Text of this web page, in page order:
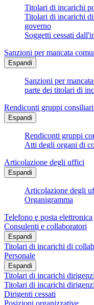
Titolari di incarichi
Titolari di incarichi
governo
Soggetti cessati
Sanzioni per mancata
Espandi
Sanzioni per
parte dei titolari di
Rendiconti gruppi
Espandi
Rendiconti gruppi
Atti degli organi di
Articolazione degli uffici
Espandi
Articolazione degli
Organigramma
Telefono e posta elettronica
Consulenti e collaboratori
Espandi
Titolari di incarichi di
Personale
Espandi
Titolari di incarichi
Titolari di incarichi
Dirigenti cessati
Posizioni organizzative